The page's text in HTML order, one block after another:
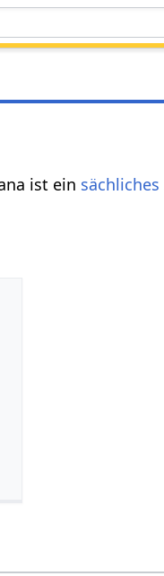
ist ein sächliches